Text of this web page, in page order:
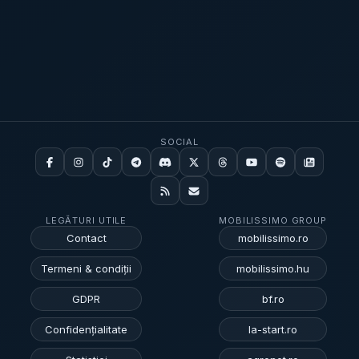
dacă nivelul Dunării continuă să scadă.[...]
LEGĂTURI UTILE
Contact
Termeni & condiții
GDPR
Confidențialitate
SOCIAL
MOBILISSIMO GROUP
mobilissimo.ro
mobilissimo.hu
bf.ro
la-start.ro